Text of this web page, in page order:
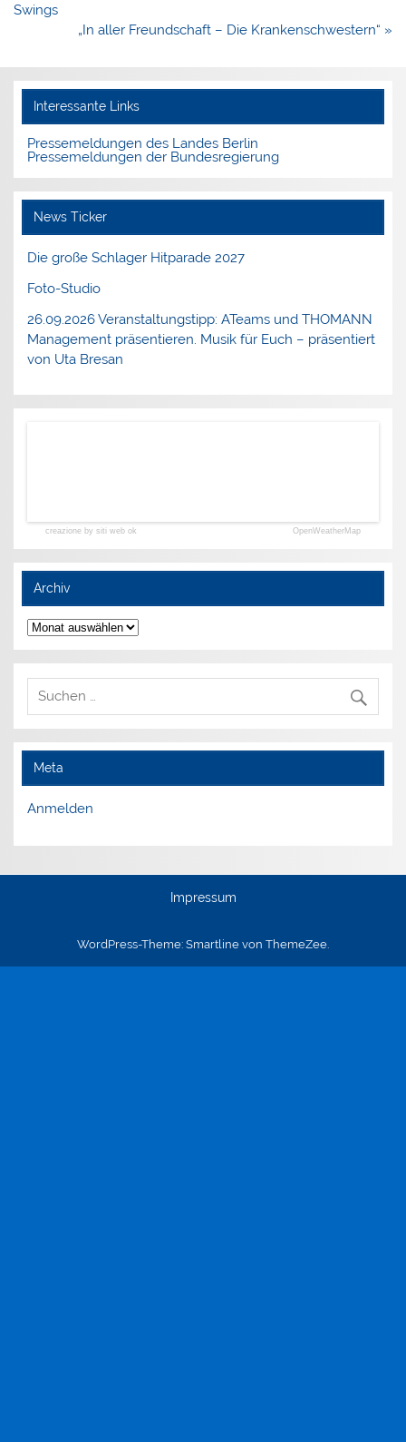
Swings
„In aller Freundschaft – Die Krankenschwestern“ »
Interessante Links
Pressemeldungen des Landes Berlin
Pressemeldungen der Bundesregierung
News Ticker
Die große Schlager Hitparade 2027
Foto-Studio
26.09.2026 Veranstaltungstipp: ATeams und THOMANN
Management präsentieren. Musik für Euch – präsentiert
von Uta Bresan
creazione by siti web ok OpenWeatherMap
Archiv
Archiv
Meta
Anmelden
Impressum
WordPress-Theme: Smartline von ThemeZee.